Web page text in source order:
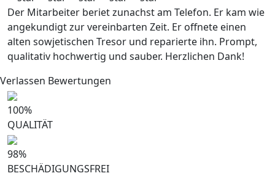
Der Mitarbeiter beriet zunachst am Telefon. Er kam wie
angekundigt zur vereinbarten Zeit. Er offnete einen
alten sowjetischen Tresor und reparierte ihn. Prompt,
qualitativ hochwertig und sauber. Herzlichen Dank!
Verlassen Bewertungen
100%
QUALITÄT
98%
BESCHÄDIGUNGSFREI